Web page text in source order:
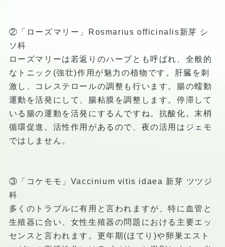
②「ローズマリー」Rosmarius officinalis新芽 シ
ソ科
ローズマリーは若返りのハーブとも呼ばれ、全般的
なトニック(強壮)作用が魅力の植物です。肝臓を刺
激し、コレステロールの調整も行います。腸の蠕動
運動を活発にして、腸粘膜を調整します。停滞して
いる腸の運動を活発にするんですね。抗酸化。末梢
循環促進。活性作用があるので、夜の活用はジェモ
ではしません。
③「コケモモ」Vaccinium vitis idaea 新芽 ツツジ
科
多くのトラブルに有用と言われますが、特に血管と
生殖器に合い、女性生殖器の問題における主要エッ
センスと言われます。更年期(ほてり)や卵巣エスト